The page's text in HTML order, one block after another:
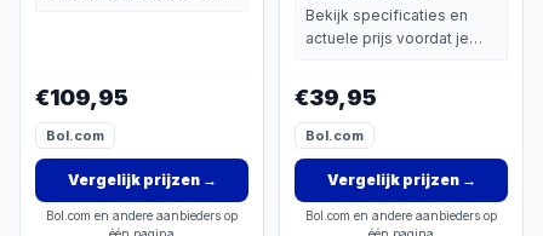
€109,95
Bol.com
Vergelijk prijzen→
Bol.com en andere aanbieders op
Apparaat voor Nek -
Schouder - Rug - Voeten
Apparaten
Bekijk specificaties en
actuele prijs voordat je
€39,95
Bol.com
Vergelijk prijzen→
Bol.com en andere aanbieders op